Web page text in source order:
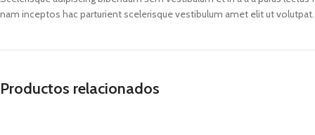
nam inceptos hac parturient scelerisque vestibulum amet elit ut volutpat.
Productos relacionados